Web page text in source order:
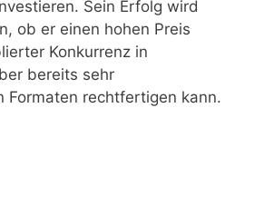
Sein Erfolg wird
ob er einen hohen Preis
Konkurrenz in
bereits sehr
Formaten rechtfertigen kann.